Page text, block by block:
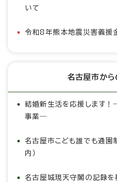
いて
令和8年熊本地震災害義援
名古屋市から
結婚新生活を応援します
事業―
名古屋市こども誰でも通園
内）
名古屋城現天守閣の記録を